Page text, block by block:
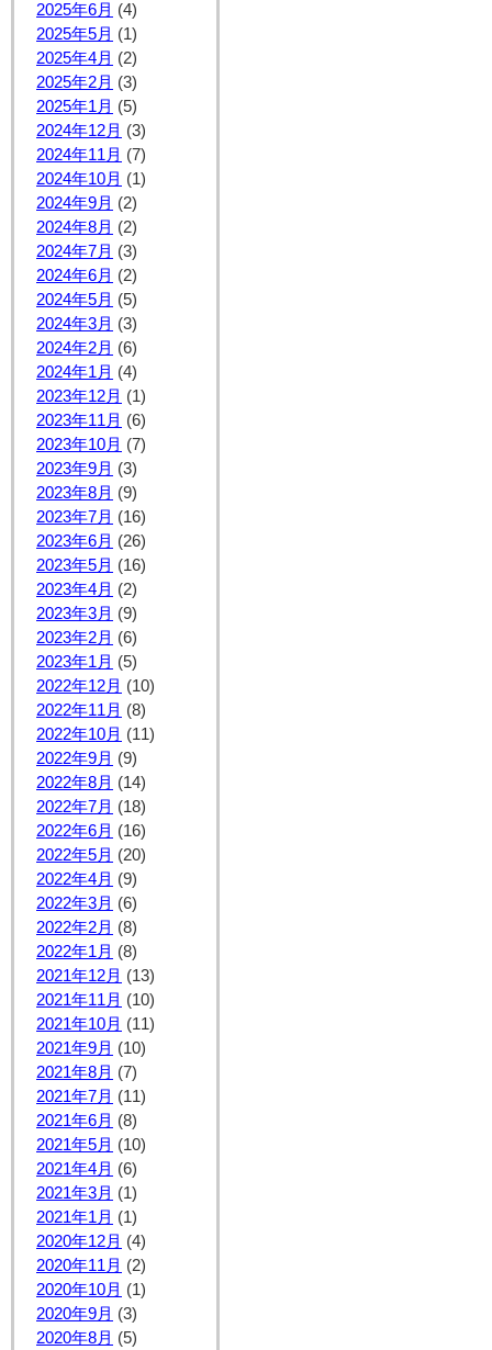
2025年6月 (4)
2025年5月 (1)
2025年4月 (2)
2025年2月 (3)
2025年1月 (5)
2024年12月 (3)
2024年11月 (7)
2024年10月 (1)
2024年9月 (2)
2024年8月 (2)
2024年7月 (3)
2024年6月 (2)
2024年5月 (5)
2024年3月 (3)
2024年2月 (6)
2024年1月 (4)
2023年12月 (1)
2023年11月 (6)
2023年10月 (7)
2023年9月 (3)
2023年8月 (9)
2023年7月 (16)
2023年6月 (26)
2023年5月 (16)
2023年4月 (2)
2023年3月 (9)
2023年2月 (6)
2023年1月 (5)
2022年12月 (10)
2022年11月 (8)
2022年10月 (11)
2022年9月 (9)
2022年8月 (14)
2022年7月 (18)
2022年6月 (16)
2022年5月 (20)
2022年4月 (9)
2022年3月 (6)
2022年2月 (8)
2022年1月 (8)
2021年12月 (13)
2021年11月 (10)
2021年10月 (11)
2021年9月 (10)
2021年8月 (7)
2021年7月 (11)
2021年6月 (8)
2021年5月 (10)
2021年4月 (6)
2021年3月 (1)
2021年1月 (1)
2020年12月 (4)
2020年11月 (2)
2020年10月 (1)
2020年9月 (3)
2020年8月 (5)